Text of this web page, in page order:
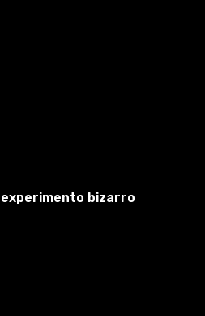
bizarro